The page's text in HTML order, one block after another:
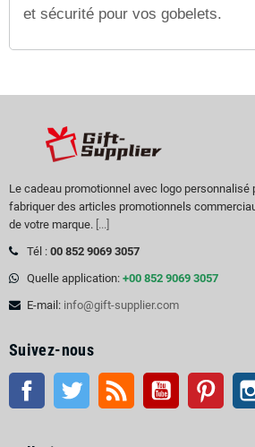
et sécurité pour vos gobelets.
Le cadeau promotionnel avec logo personnalisé
fabriquer des articles promotionnels
de votre marque. [...]
Tél : 00 852 9069 3057
Quelle application: +00 852 9069 3057
E-mail: info@gift-supplier.com
Suivez-nous
Facebook Twitter RSS Youtube